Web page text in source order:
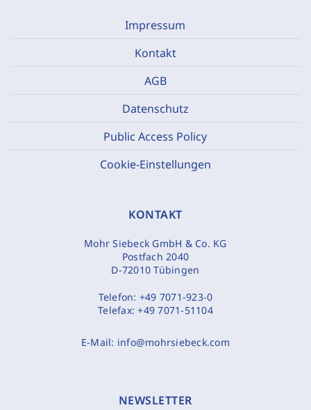
Impressum
Kontakt
AGB
Datenschutz
Public Access Policy
Cookie-Einstellungen
KONTAKT
Mohr Siebeck GmbH & Co. KG
Postfach 2040
D-72010 Tübingen
Telefon: +49 7071-923-0
Telefax:+49 7071-51104
E-Mail: info@mohrsiebeck.com
NEWSLETTER